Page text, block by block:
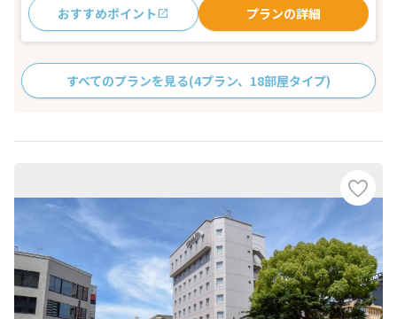
おすすめポイント プランの詳細
すべてのプランを見る(4プラン、18部屋タイプ)